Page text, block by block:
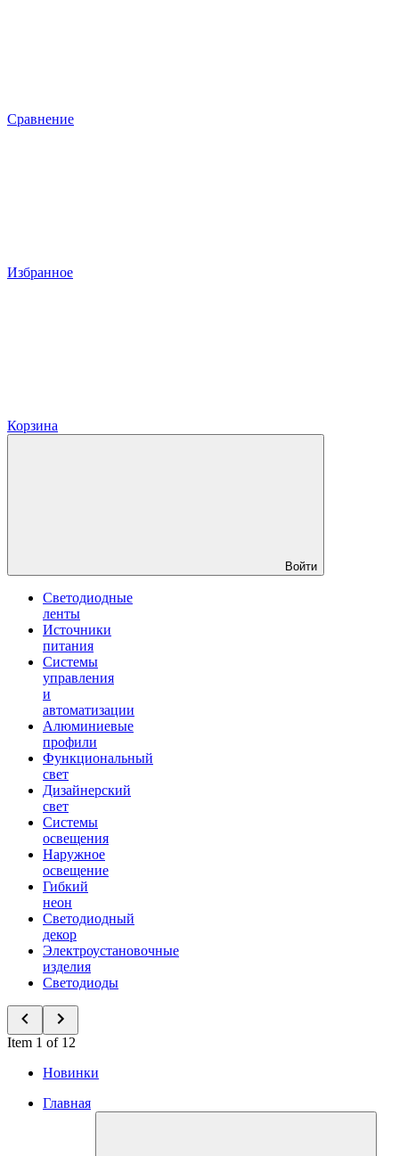
Сравнение
Избранное
Корзина
Войти
Светодиодные
ленты
Источники
питания
Системы
управления
и
автоматизации
Алюминиевые
профили
Функциональный
свет
Дизайнерский
свет
Системы
освещения
Наружное
освещение
Гибкий
неон
Светодиодный
декор
Электроустановочные
изделия
Светодиоды
Item 1 of 12
Новинки
Главная